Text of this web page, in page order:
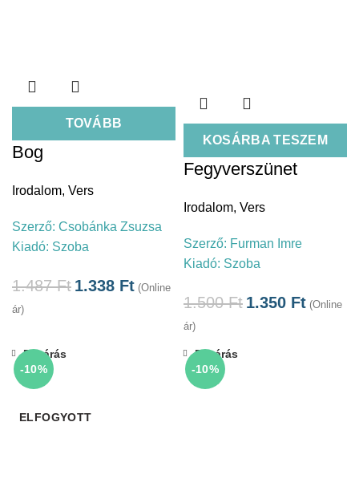
TOVÁBB
Bog
Irodalom, Vers
Szerző: Csobánka Zsuzsa
Kiadó: Szoba
1.487Ft 1.338 Ft (Online
ár)
KOSÁRBA TESZEM
Fegyverszünet
Irodalom, Vers
Szerző: Furman Imre
Kiadó: Szoba
1.500Ft 1.350 Ft (Online
ár)
-10%
ELFOGYOTT
Bezárás
-10%
Bezárás